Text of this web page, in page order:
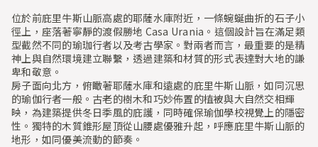
位於前庇里牛斯山脈高處的耶薩水庫附近，一條蜿蜒曲折的石子小
徑上，座落著寧靜的渡假勝地 Casa Urania。這個設計旨在滿足類
型截然不同的瑜珈行者以及考古學家。對兩者而言，最重要的是精
神上與自然環境建立聯繫，透過建築和材質的形式表達對大地的謙
卑和敬意。
房子面向北方，俯瞰著耶薩水庫和遠處的庇里牛斯山脈，如同沉思
的瑜伽行者一般。古老的樹木和巧妙佈置的植被與大自然交相輝
映，為建築提供冬日季風的庇護，同時確保瑜伽學校視覺上的隱密
性。獨特的木質錐形屋頂從山腰處優雅升起，呼應庇里牛斯山脈的
地形，如同優美流動的節奏。